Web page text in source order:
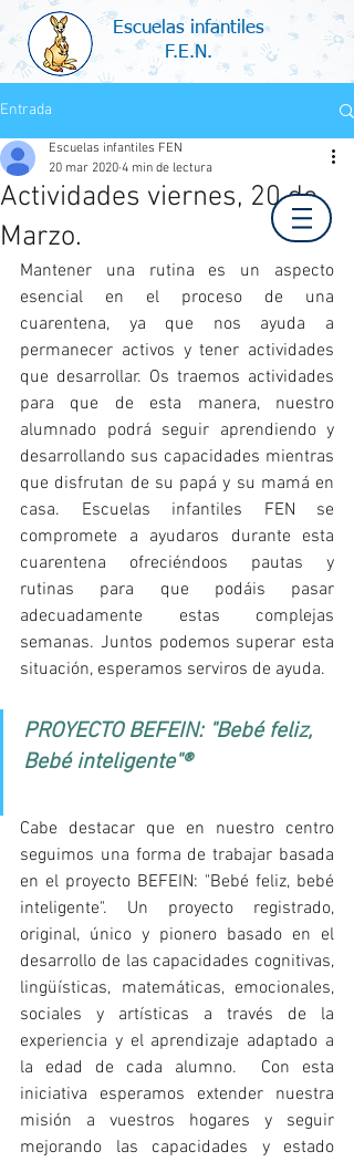
Escuelas infantiles
F.E.N.
Entrada
Actividades viernes, 20 de
Marzo.
Escuelas infantiles FEN
20 mar 2020 4 min de lectura
Mantener una rutina es un aspecto
esencial en el proceso de una
cuarentena, ya que nos ayuda a
permanecer activos y tener actividades
que desarrollar. Os traemos actividades
para que de esta manera, nuestro
alumnado podrá seguir aprendiendo y
desarrollando sus capacidades mientras
que disfrutan de su papá y su mamá en
casa. Escuelas infantiles FEN se
compromete a ayudaros durante esta
cuarentena ofreciéndoos pautas y
rutinas para que podáis pasar
adecuadamente estas complejas
semanas. Juntos podemos superar esta
situación, esperamos serviros de ayuda.
PROYECTO BEFEIN: "Bebé feliz,
Bebé inteligente"®
Cabe destacar que en nuestro centro
seguimos una forma de trabajar basada
en el proyecto BEFEIN: "Bebé feliz, bebé
inteligente". Un proyecto registrado,
original, único y pionero basado en el
desarrollo de las capacidades cognitivas,
lingüísticas, matemáticas, emocionales,
sociales y artísticas a través de la
experiencia y el aprendizaje adaptado a
la edad de cada alumno.  Con esta
iniciativa esperamos extender nuestra
misión a vuestros hogares y seguir
mejorando las capacidades y estado